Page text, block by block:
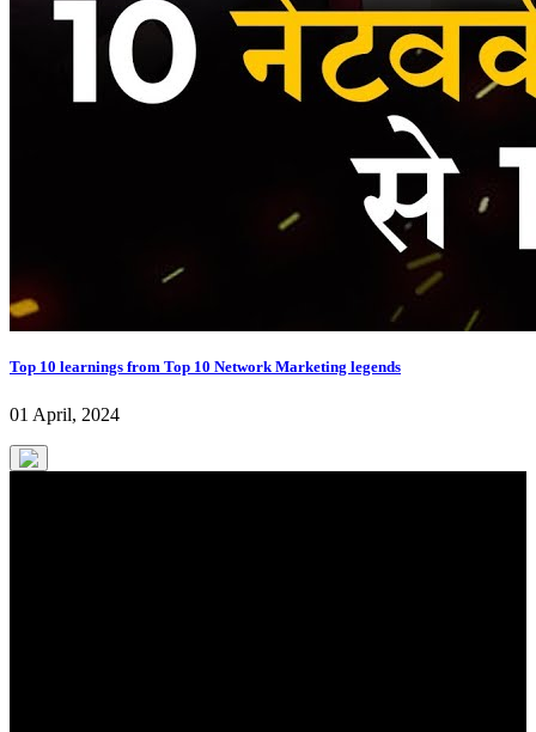
Top 10 learnings from Top 10 Network Marketing legends
01 April, 2024